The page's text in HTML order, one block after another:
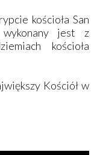
kościoła San
wykonany jest z
kościoła
Kościół w